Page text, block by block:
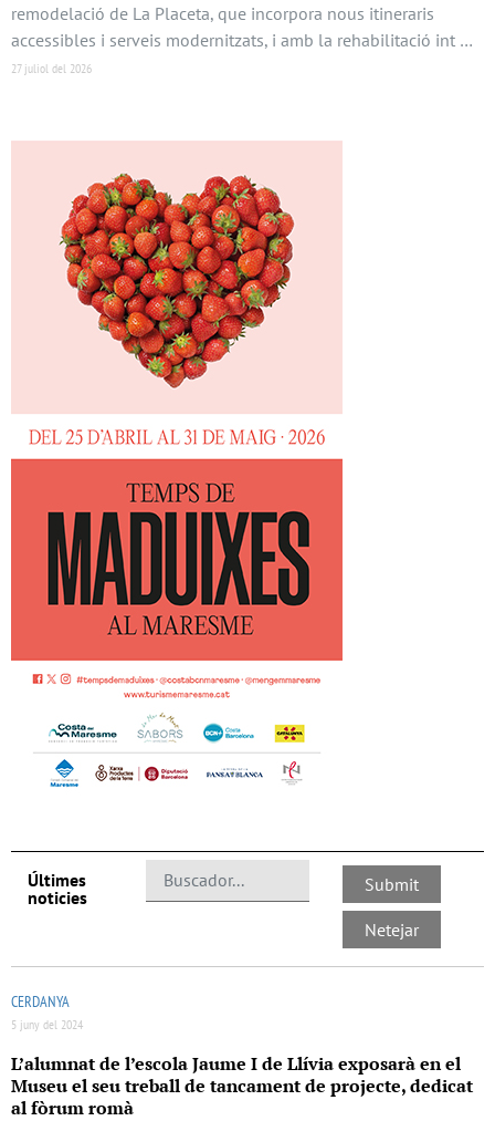
remodelació de La Placeta, que incorpora nous itineraris
accessibles i serveis modernitzats, i amb la rehabilitació int …
27 juliol del 2026
Últimes
noticies
CERDANYA
5 juny del 2024
L’alumnat de l’escola Jaume I de Llívia exposarà en el
Museu el seu treball de tancament de projecte, dedicat
al fòrum romà